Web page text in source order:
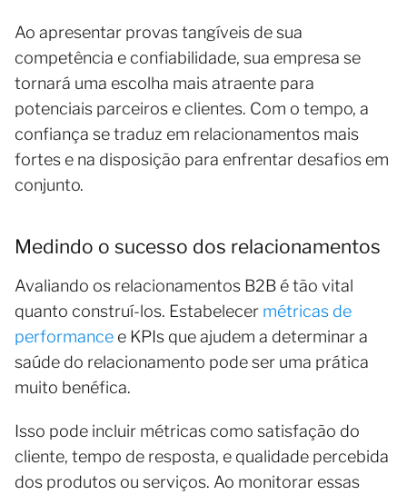
Ao apresentar provas tangíveis de sua
competência e confiabilidade, sua empresa se
tornará uma escolha mais atraente para
potenciais parceiros e clientes. Com o tempo, a
confiança se traduz em relacionamentos mais
fortes e na disposição para enfrentar desafios em
conjunto.
Medindo o sucesso dos relacionamentos
Avaliando os relacionamentos B2B é tão vital
quanto construí-los. Estabelecer métricas de
performance e KPIs que ajudem a determinar a
saúde do relacionamento pode ser uma prática
muito benéfica.
Isso pode incluir métricas como satisfação do
cliente, tempo de resposta, e qualidade percebida
dos produtos ou serviços. Ao monitorar essas